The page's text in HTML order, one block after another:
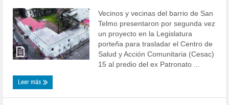
Vecinos y vecinas del barrio de San
Telmo presentaron por segunda vez
un proyecto en la Legislatura
porteña para trasladar el Centro de
Salud y Acción Comunitaria (Cesac)
15 al predio del ex Patronato ...
Leer más